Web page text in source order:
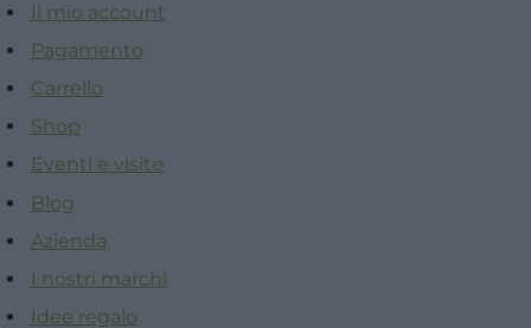
Il mio account
Pagamento
Carrello
Shop
Eventi e visite
Blog
Azienda
I nostri marchi
Idee regalo